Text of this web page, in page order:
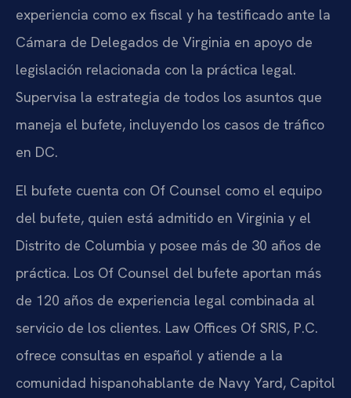
experiencia como ex fiscal y ha testificado ante la
Cámara de Delegados de Virginia en apoyo de
legislación relacionada con la práctica legal.
Supervisa la estrategia de todos los asuntos que
maneja el bufete, incluyendo los casos de tráfico
en DC.
El bufete cuenta con Of Counsel como el equipo
del bufete, quien está admitido en Virginia y el
Distrito de Columbia y posee más de 30 años de
práctica. Los Of Counsel del bufete aportan más
de 120 años de experiencia legal combinada al
servicio de los clientes. Law Offices Of SRIS, P.C.
ofrece consultas en español y atiende a la
comunidad hispanohablante de Navy Yard, Capitol